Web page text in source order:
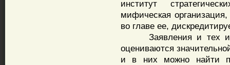
институт
мифическая
во главе ее,
Заявления и тех и
оцениваются
и в них можно найти